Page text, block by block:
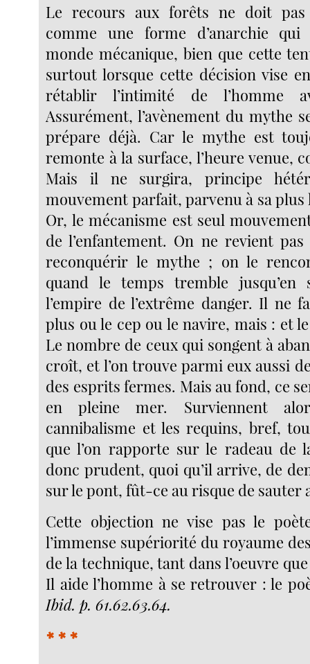
Le recours aux forêts ne doit
comme une forme d’anarchie qui
monde mécanique, bien que cette
surtout lorsque cette décision vise
rétablir l’intimité de l’homme
Assurément, l’avènement du mythe
prépare déjà. Car le mythe est
remonte à la surface, l’heure venue,
Mais il ne surgira, principe
mouvement parfait, parvenu à sa plus
Or, le mécanisme est seul
de l’enfantement. On ne revient
reconquérir le mythe ; on le
quand le temps tremble jusqu’en
l’empire de l’extrême danger. Il ne
plus ou le cep ou le navire, mais : et
Le nombre de ceux qui songent à
croît, et l’on trouve parmi eux aussi
des esprits fermes. Mais au fond, ce
en pleine mer. Surviennent
cannibalisme et les requins, bref,
que l’on rapporte sur le radeau de
donc prudent, quoi qu’il arrive, de
sur le pont, fût-ce au risque de sauter
Cette objection ne vise pas le
l’immense supériorité du royaume
de la technique, tant dans l’oeuvre
Il aide l’homme à se retrouver : le
Ibid. p. 61.62.63.64.
* * *